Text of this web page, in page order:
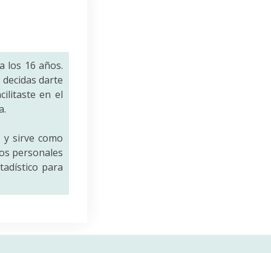
los 16 años.
darte
en el
y sirve como
personales
para